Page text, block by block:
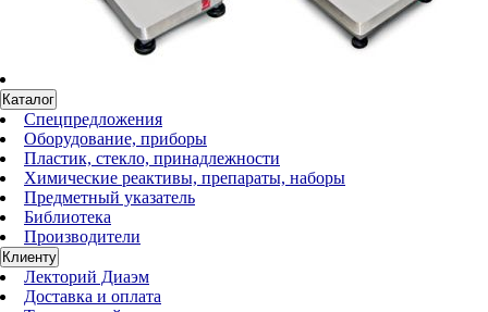
Каталог
Спецпредложения
Оборудование, приборы
Пластик, стекло, принадлежности
Химические реактивы, препараты, наборы
Предметный указатель
Библиотека
Производители
Клиенту
Лекторий Диаэм
Доставка и оплата